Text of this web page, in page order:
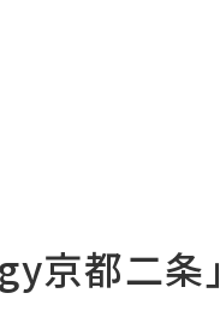
都二条」